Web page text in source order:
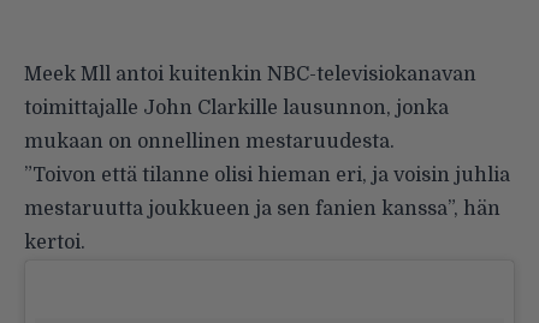
Meek Mll antoi kuitenkin NBC-televisiokanavan
toimittajalle John Clarkille lausunnon, jonka
mukaan on onnellinen mestaruudesta.
”Toivon että tilanne olisi hieman eri, ja voisin juhlia
mestaruutta joukkueen ja sen fanien kanssa”, hän
kertoi.